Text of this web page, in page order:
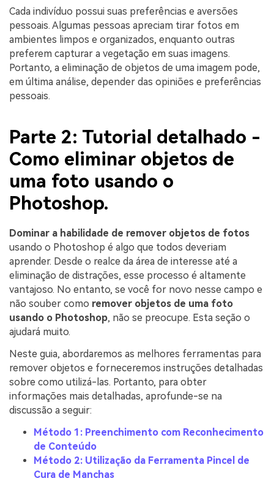
Cada indivíduo possui suas preferências e aversões
pessoais. Algumas pessoas apreciam tirar fotos em
ambientes limpos e organizados, enquanto outras
preferem capturar a vegetação em suas imagens.
Portanto, a eliminação de objetos de uma imagem pode,
em última análise, depender das opiniões e preferências
pessoais.
Parte 2: Tutorial detalhado -
Como eliminar objetos de
uma foto usando o
Photoshop.
Dominar a habilidade de remover objetos de fotos
usando o Photoshop é algo que todos deveriam
aprender. Desde o realce da área de interesse até a
eliminação de distrações, esse processo é altamente
vantajoso. No entanto, se você for novo nesse campo e
não souber como remover objetos de uma foto
usando o Photoshop, não se preocupe. Esta seção o
ajudará muito.
Neste guia, abordaremos as melhores ferramentas para
remover objetos e forneceremos instruções detalhadas
sobre como utilizá-las. Portanto, para obter
informações mais detalhadas, aprofunde-se na
discussão a seguir:
Método 1: Preenchimento com Reconhecimento
de Conteúdo
Método 2: Utilização da Ferramenta Pincel de
Cura de Manchas